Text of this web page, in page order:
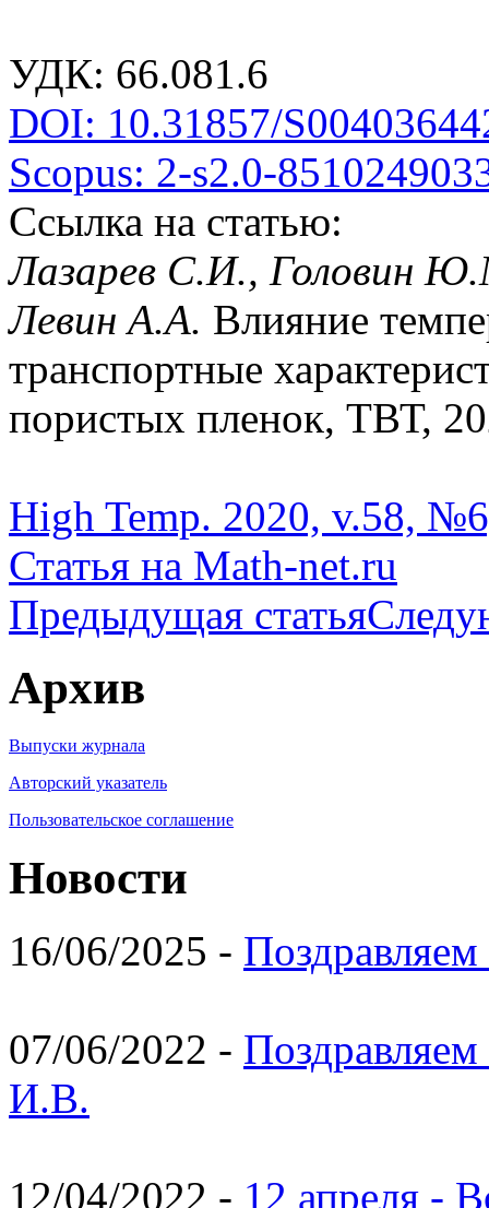
УДК: 66.081.6
DOI: 10.31857/
Scopus: 2-s2.0-
Ссылка на статью:
Лазарев С.И., Головин
Левин А.А. Влияние
транспортные
пористых пленок, ТВТ,
High Temp. 2020, v.58,
Статья на Math-net.ru
Предыдущая статья
Архив
Выпуски журнала
Авторский указатель
Пользовательское соглашение
Новости
16/06/2025 -
07/06/2022 -
И.В.
12/04/2022 - 12 апреля -